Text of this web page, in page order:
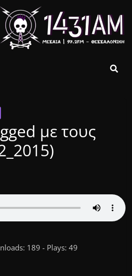
με τους
189 - Plays: 49